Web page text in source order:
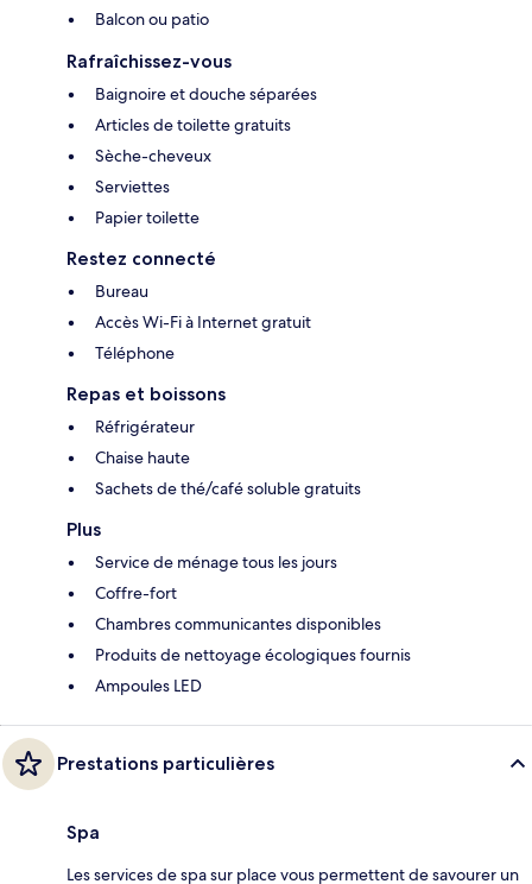
Balcon ou patio
Rafraîchissez-vous
Baignoire et douche séparées
Articles de toilette gratuits
Sèche-cheveux
Serviettes
Papier toilette
Restez connecté
Bureau
Accès Wi-Fi à Internet gratuit
Téléphone
Repas et boissons
Réfrigérateur
Chaise haute
Sachets de thé/café soluble gratuits
Plus
Service de ménage tous les jours
Coffre-fort
Chambres communicantes disponibles
Produits de nettoyage écologiques fournis
Ampoules LED
Prestations particulières
Spa
Les services de spa sur place vous permettent de savourer un